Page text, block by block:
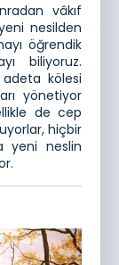
vâkıf
nesilden
öğrendik
biliyoruz.
kölesi
yönetiyor
de cep
hiçbir
yeni neslin